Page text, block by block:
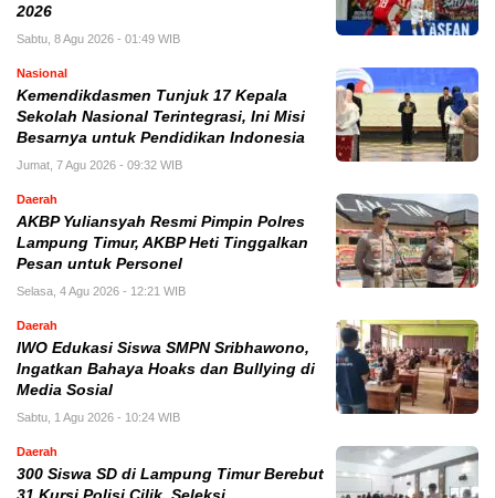
2026
Sabtu, 8 Agu 2026 - 01:49 WIB
Nasional
Kemendikdasmen Tunjuk 17 Kepala
Sekolah Nasional Terintegrasi, Ini Misi
Besarnya untuk Pendidikan Indonesia
Jumat, 7 Agu 2026 - 09:32 WIB
Daerah
AKBP Yuliansyah Resmi Pimpin Polres
Lampung Timur, AKBP Heti Tinggalkan
Pesan untuk Personel
Selasa, 4 Agu 2026 - 12:21 WIB
Daerah
IWO Edukasi Siswa SMPN Sribhawono,
Ingatkan Bahaya Hoaks dan Bullying di
Media Sosial
Sabtu, 1 Agu 2026 - 10:24 WIB
Daerah
300 Siswa SD di Lampung Timur Berebut
31 Kursi Polisi Cilik, Seleksi